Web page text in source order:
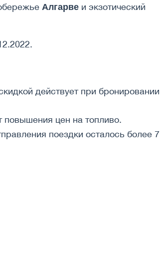
Алгарве и экзотический
действует при бронировании
повышения цен на топливо.
поездки осталось более 7